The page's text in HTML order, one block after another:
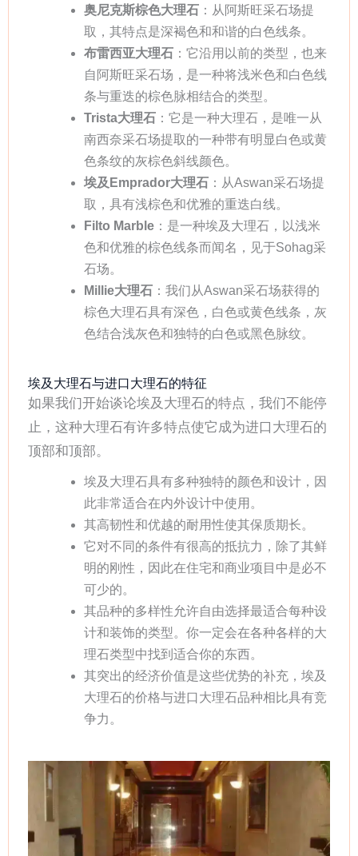
奥尼克斯棕色大理石：从阿斯旺采石场提
取，其特点是深褐色和和谐的白色线条。
布雷西亚大理石：它沿用以前的类型，也来
自阿斯旺采石场，是一种将浅米色和白色线
条与重迭的棕色脉相结合的类型。
Trista大理石：它是一种大理石，是唯一从
南西奈采石场提取的一种带有明显白色或黄
色条纹的灰棕色斜线颜色。
埃及Emprador大理石：从Aswan采石场提
取，具有浅棕色和优雅的重迭白线。
Filto Marble：是一种埃及大理石，以浅米
色和优雅的棕色线条而闻名，见于Sohag采
石场。
Millie大理石：我们从Aswan采石场获得的
棕色大理石具有深色，白色或黄色线条，灰
色结合浅灰色和独特的白色或黑色脉纹。
埃及大理石与进口大理石的特征
如果我们开始谈论埃及大理石的特点，我们不能停
止，这种大理石有许多特点使它成为进口大理石的
顶部和顶部。
埃及大理石具有多种独特的颜色和设计，因
此非常适合在内外设计中使用。
其高韧性和优越的耐用性使其保质期长。
它对不同的条件有很高的抵抗力，除了其鲜
明的刚性，因此在住宅和商业项目中是必不
可少的。
其品种的多样性允许自由选择最适合每种设
计和装饰的类型。你一定会在各种各样的大
理石类型中找到适合你的东西。
其突出的经济价值是这些优势的补充，埃及
大理石的价格与进口大理石品种相比具有竞
争力。